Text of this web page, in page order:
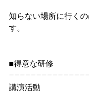
知らない場所に行く
す。
■得意な研修
講演活動